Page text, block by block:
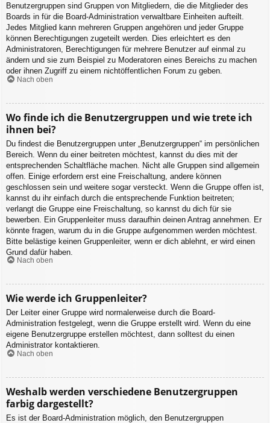
Benutzergruppen sind Gruppen von Mitgliedern, die die Mitglieder des
Boards in für die Board-Administration verwaltbare Einheiten aufteilt.
Jedes Mitglied kann mehreren Gruppen angehören und jeder Gruppe
können Berechtigungen zugeteilt werden. Dies erleichtert es den
Administratoren, Berechtigungen für mehrere Benutzer auf einmal zu
ändern und sie zum Beispiel zu Moderatoren eines Bereichs zu machen
oder ihnen Zugriff zu einem nichtöffentlichen Forum zu geben.
Nach oben
Wo finde ich die Benutzergruppen und wie trete ich
ihnen bei?
Du findest die Benutzergruppen unter „Benutzergruppen“ im persönlichen
Bereich. Wenn du einer beitreten möchtest, kannst du dies mit der
entsprechenden Schaltfläche machen. Nicht alle Gruppen sind allgemein
offen. Einige erfordern erst eine Freischaltung, andere können
geschlossen sein und weitere sogar versteckt. Wenn die Gruppe offen ist,
kannst du ihr einfach durch die entsprechende Funktion beitreten;
verlangt die Gruppe eine Freischaltung, so kannst du dich für sie
bewerben. Ein Gruppenleiter muss daraufhin deinen Antrag annehmen. Er
könnte fragen, warum du in die Gruppe aufgenommen werden möchtest.
Bitte belästige keinen Gruppenleiter, wenn er dich ablehnt, er wird einen
Grund dafür haben.
Nach oben
Wie werde ich Gruppenleiter?
Der Leiter einer Gruppe wird normalerweise durch die Board-
Administration festgelegt, wenn die Gruppe erstellt wird. Wenn du eine
eigene Benutzergruppe erstellen möchtest, dann solltest du einen
Administrator kontaktieren.
Nach oben
Weshalb werden verschiedene Benutzergruppen
farbig dargestellt?
Es ist der Board-Administration möglich, den Benutzergruppen